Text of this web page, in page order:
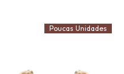
Poucas Unidades